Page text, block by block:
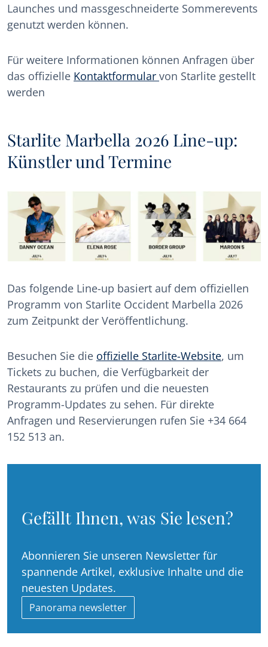
Launches und massgeschneiderte Sommerevents
genutzt werden können.
Für weitere Informationen können Anfragen über
das offizielle Kontaktformular von Starlite gestellt
werden
Starlite Marbella 2026 Line-up:
Künstler und Termine
Das folgende Line-up basiert auf dem offiziellen
Programm von Starlite Occident Marbella 2026
zum Zeitpunkt der Veröffentlichung.
Besuchen Sie die offizielle Starlite-Website, um
Tickets zu buchen, die Verfügbarkeit der
Restaurants zu prüfen und die neuesten
Programm-Updates zu sehen. Für direkte
Anfragen und Reservierungen rufen Sie +34 664
152 513 an.
Gefällt Ihnen, was Sie lesen?
Abonnieren Sie unseren Newsletter für
spannende Artikel, exklusive Inhalte und die
neuesten Updates.
Panorama newsletter